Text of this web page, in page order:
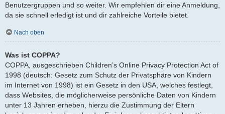
Benutzergruppen und so weiter. Wir empfehlen dir eine Anmeldung,
da sie schnell erledigt ist und dir zahlreiche Vorteile bietet.
Nach oben
Was ist COPPA?
COPPA, ausgeschrieben Children’s Online Privacy Protection Act of
1998 (deutsch: Gesetz zum Schutz der Privatsphäre von Kindern
im Internet von 1998) ist ein Gesetz in den USA, welches festlegt,
dass Websites, die möglicherweise persönliche Daten von Kindern
unter 13 Jahren erheben, hierzu die Zustimmung der Eltern